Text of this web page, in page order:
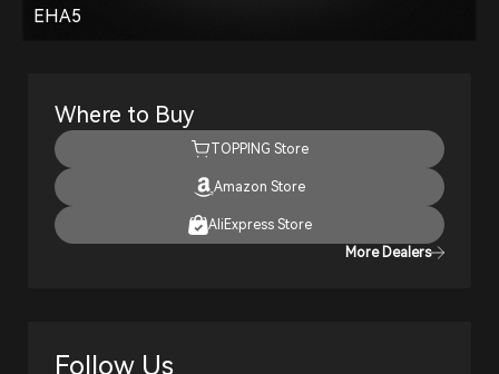
EHA5
Where to Buy
TOPPING Store
Amazon Store
AliExpress Store
More Dealers
Follow Us